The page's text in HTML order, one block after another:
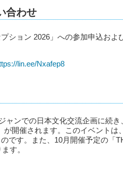
合わせ
プション 2026」への参加申込お
lin.ee/Nxafep8
ャンでの日本文化交流企画に続
が開催されます。このイベント
です。また、10月開催予定の「
す。